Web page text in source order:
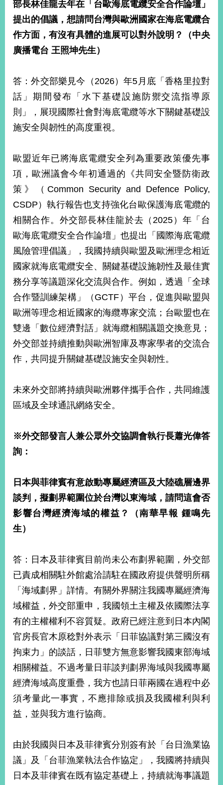
告
隱
私
權
及
資
安
全
無
障
礙
網
說
明
聯
絡
們
部長林佳龍去年在「台歐海底電纜安全合作論壇」
提出的倡議，想請問台灣與歐洲國家在海底電纜合
作方面，有沒有具體的進展可以對外說明？（中央
廣播電台 王照坤先生）
答：外交部樂見今（2026）年5月底「香格里拉對
話」期間發布「水下基礎設施防禦交流指導原
則」，展現國際社會對海底電纜等水下關鍵基礎設
施安全與韌性的高度重視。
歐盟近年已將海底電纜安全列為重要政策優先事
項，歐洲議會今年初通過的《共同安全暨防衛政
策》（Common Security and Defence Policy,
CSDP）執行報告也支持強化台歐保護海底電纜的
相關合作。外交部長林佳龍於去（2025）年「台
歐海底電纜安全合作論壇」也提出「國際海底電纜
風險管理倡議」，我國持續與歐盟及歐洲理念相近
國家就海底電纜安全、關鍵基礎設施韌性及最佳實
務分享等議題深化交流與合作。例如，透過「全球
合作暨訓練架構」（GCTF）平台，促進與歐盟與
歐洲等理念相近國家的海纜專家交流；台歐盟也在
雙邊「數位經濟對話」就海纜相關議題交換意見；
外交部並持續推動與歐洲智庫及專家學者的交流合
作，共同提升關鍵基礎設施安全與韌性。
未來外交部將持續與歐洲夥伴攜手合作，共同維護
區域及全球通訊網絡安全。
※外交部發言人兼公眾外交協調會執行長蕭光偉答
詢：
日本與菲律賓有意啟動專屬經濟區及大陸礁層邊界
談判，擬劃界範圍位於台灣以東海域，請問這會否
影響台灣經濟海域的權益？（南華早報 鍾鳴先
生）
答：日本及菲律賓目前尚未公布劃界範圍，外交部
已責成相關駐外館處洽請駐在國政府提供聲明所稱
「海域劃界」詳情。有關外界關注我國專屬經濟海
域權益，外交部重申，我國領土主權及依國際法享
有的主權權利不容質疑。政府已經注意到日本內閣
官房長官木原稔對外表示「日菲協議對第三國沒有
拘束力」的談話，日菲雙方無意影響我國東部海域
相關權益。不過考量日菲談判劃界海域與我國專屬
經濟海域高度重疊，我方也請日菲兩國在過程中必
須考量此一事實，不應排除或損及我國權利與利
益，並與我方進行協商。
由於我國與日本及菲律賓分別簽有於「台日漁業協
議」及「台菲漁業執法合作協定」，我國將持續與
日本及菲律賓在既有協定基礎上，持續就海事議題